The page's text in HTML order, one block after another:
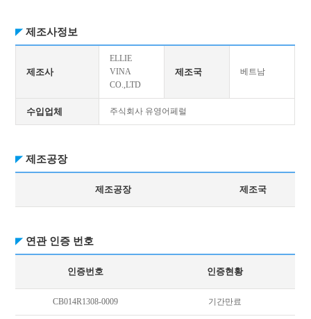
제조사정보
제조사
ELLIE
VINA
CO.,LTD
제조국 베트남
수입업체 주식회사 유영어페럴
제조공장
제조공장 제조국
연관 인증 번호
인증번호 인증현황
CB014R1308-0009 기간만료